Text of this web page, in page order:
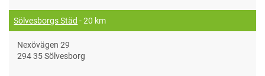
Sölvesborgs Städ - 20 km
Nexövägen 29
294 35 Sölvesborg